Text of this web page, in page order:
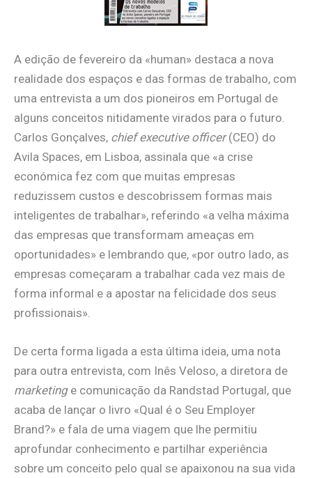
A edição de fevereiro da «human» destaca a nova
realidade dos espaços e das formas de trabalho, com
uma entrevista a um dos pioneiros em Portugal de
alguns conceitos nitidamente virados para o futuro.
Carlos Gonçalves, chief executive officer(CEO) do
Avila Spaces, em Lisboa, assinala que «a crise
económica fez com que muitas empresas
reduzissem custos e descobrissem formas mais
inteligentes de trabalhar», referindo «a velha máxima
das empresas que transformam ameaças em
oportunidades» e lembrando que, «por outro lado, as
empresas começaram a trabalhar cada vez mais de
forma informal e a apostar na felicidade dos seus
profissionais».
De certa forma ligada a esta última ideia, uma nota
para outra entrevista, com Inês Veloso, a diretora de
marketinge comunicação da Randstad Portugal, que
acaba de lançar o livro «Qual é o Seu Employer
Brand?» e fala de uma viagem que lhe permitiu
aprofundar conhecimento e partilhar experiência
sobre um conceito pelo qual se apaixonou na sua vida